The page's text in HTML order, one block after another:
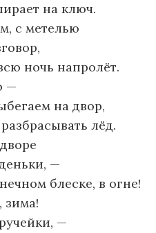
на ключ.
с метелью
ночь напролёт.
—
на двор,
лёд.
—
блеске, в огне!
зима!
—